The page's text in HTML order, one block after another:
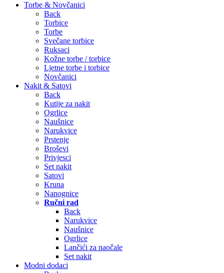
Torbe & Novčanici
Back
Torbice
Torbe
Svečane torbice
Ruksaci
Kožne torbe / torbice
Ljetne torbe i torbice
Novčanici
Nakit & Satovi
Back
Kutije za nakit
Ogrlice
Naušnice
Narukvice
Prstenje
Broševi
Privjesci
Set nakit
Satovi
Kruna
Nanognice
Ručni rad
Back
Narukvice
Naušnice
Ogrlice
Lančići za naočale
Set nakit
Modni dodaci